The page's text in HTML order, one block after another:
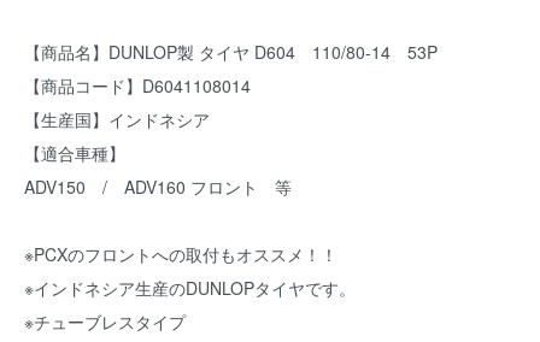
【商品名】DUNLOP製 タイヤ D604 110/80-14 53P
【商品コード】D6041108014
【生産国】インドネシア
【適合車種】
ADV150 / ADV160 フロント 等
※PCXのフロントへの取付もオススメ！！
※インドネシア生産のDUNLOPタイヤです。
※チューブレスタイプ